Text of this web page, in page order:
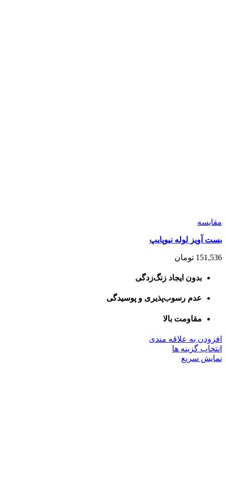
مقايسه
بست آویز لوله نیوپایپ
151,536 تومان
بدون ایجاد زنگ‌زدگی
عدم رسوب‌پذیری و پوسیدگی
مقاومت بالا
افزودن به علاقه مندی
انتخاب گزینه ها
نمایش سریع